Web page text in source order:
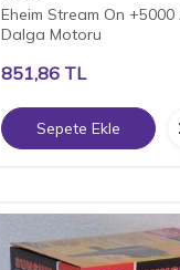
Eheim Stream On +5000
Dalga Motoru
851,86TL
Sepete Ekle